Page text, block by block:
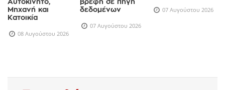
Αυτοκίνητο,
Μηχανή και
Κατοικία
08 Αυγούστου 2026
βρέφη σε πηγή
δεδομένων
07 Αυγούστου 2026
07 Αυγούστου 2026